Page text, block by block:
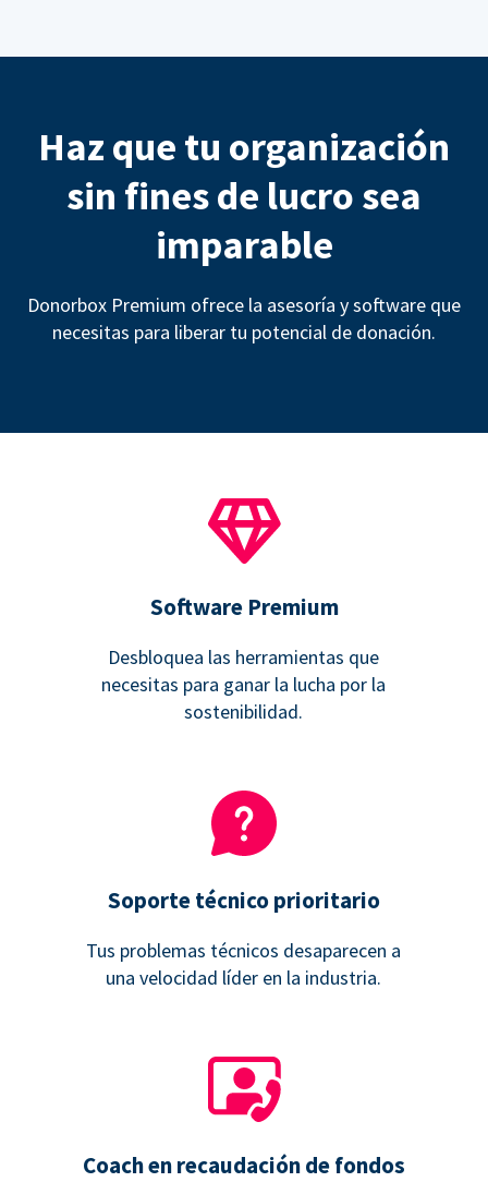
Haz que tu organización
sin fines de lucro sea
imparable
Donorbox Premium ofrece la asesoría y software que
necesitas para liberar tu potencial de donación.
Software Premium
Desbloquea las herramientas que
necesitas para ganar la lucha por la
sostenibilidad.
Soporte técnico prioritario
Tus problemas técnicos desaparecen a
una velocidad líder en la industria.
Coach en recaudación de fondos